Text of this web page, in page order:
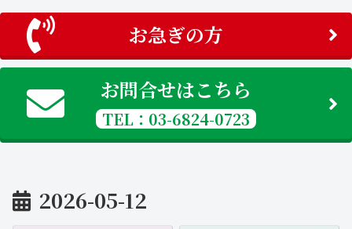
お急ぎの方
お問合せはこちら
TEL：03-6824-0723
2026-05-12